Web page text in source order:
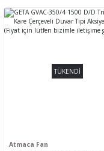
TÜKENDİ
Atmaca Fan